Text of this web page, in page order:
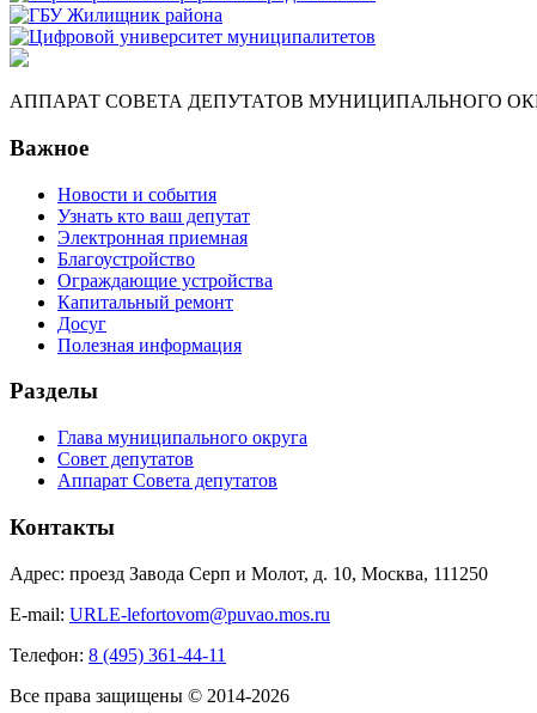
АППАРАТ СОВЕТА ДЕПУТАТОВ МУНИЦИПАЛЬНОГО
Важное
Новости и события
Узнать кто ваш депутат
Электронная приемная
Благоустройство
Ограждающие устройства
Капитальный ремонт
Досуг
Полезная информация
Разделы
Глава муниципального округа
Совет депутатов
Аппарат Совета депутатов
Контакты
Адрес: проезд Завода Серп и Молот, д. 10, Москва, 111250
E-mail: URLE-lefortovom@puvao.mos.ru
Телефон: 8 (495) 361-44-11
Все права защищены © 2014-2026